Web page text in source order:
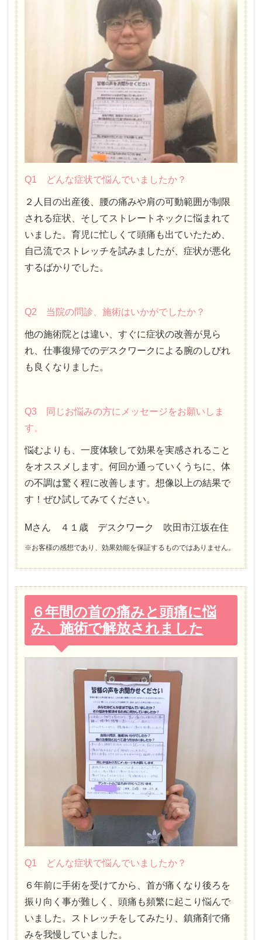
Q1 どんな症状で悩んでいましたか？
２人目の出産後、腰の痛みや肩の可動範囲が制限
される症状、そしてストレートネックに悩まれて
いました。育児に忙しくて頭痛も出ていたため、
自己流でストレッチを試みましたが、症状が悪化
するばかりでした。
Q2 当院の問診、施術はいかがでしたか？
他の施術院とは違い、すぐに症状の改善が見ら
れ、仕事復帰でのデスクワークによる腕のしびれ
も良くなりました。
Q3 同じお悩みの方にメッセージをお願いしま
す。
悩むよりも、一度体験して効果を実感されること
をオススメします。何回か通っていくうちに、体
の不調は驚く程に改善します。想像以上の結果で
す！ぜひ試してみてください。
Mさん ４１歳 デスクワーク 吹田市江坂在住
※お客様の感想であり、効果効能を保証するものではありません。
６年間の首の痛みと頭痛に悩
み、施術で解放されました
Q1 どんな症状で悩んでいましたか？
６年前に手術を受けてから、首が痛くなり後ろを
振り向く事が難しく、頭痛も頻繁に起こり悩んで
いました。ストレッチをしてみたり、鎮痛剤で痛
みを我慢していました。